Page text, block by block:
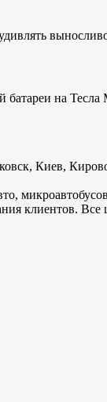
на
Киев,
клиентов.